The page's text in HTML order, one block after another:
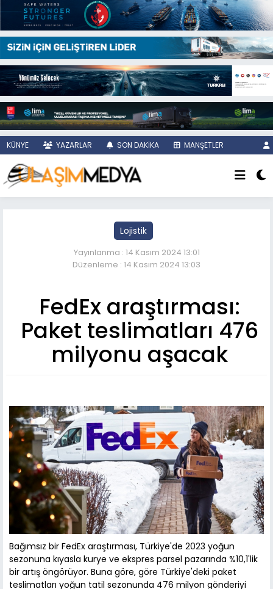
KÜNYE YAZARLAR SON DAKİKA MANŞETLER
Lojistik
Yayınlanma : 14 Kasım 2024 13:01
Düzenleme : 14 Kasım 2024 13:03
FedEx araştırması:
Paket teslimatları 476
milyonu aşacak
Bağımsız bir FedEx araştırması, Türkiye'de 2023 yoğun
sezonuna kıyasla kurye ve ekspres parsel pazarında %10,1'lik
bir artış öngörüyor. Buna göre, göre Türkiye'deki paket
teslimatları yoğun tatil sezonunda 476 milyon gönderiyi